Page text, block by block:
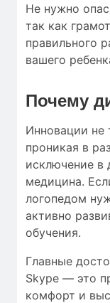
Не нужно
так как
правильного
вашего
Почему
Инновации не
проникая в
исключение в
медицина.
логопедом
активно
обучения.
Главные
Skype — это
комфорт и